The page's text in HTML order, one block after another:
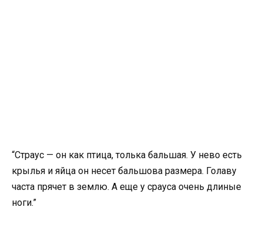
“Страус — он как птица, толька бальшая. У нево есть
крылья и яйца он несет бальшова размера. Голаву
часта прячет в землю. А еще у срауса очень длиные
ноги.”